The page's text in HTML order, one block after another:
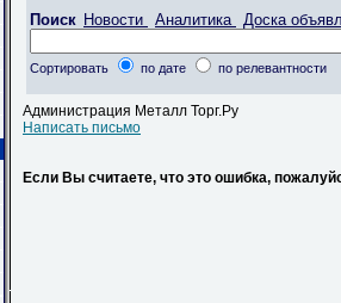
Поиск Новости Аналитика Доска
Сортировать по дате по релевантности
Администрация Металл Торг.Ру
Написать письмо
Если Вы считаете, что это ошибка,